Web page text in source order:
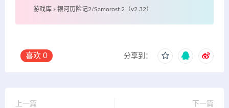
游戏库 » 银河历险记2/Samorost 2（v2.32）
喜欢 0 分享到：
上一篇 下一篇